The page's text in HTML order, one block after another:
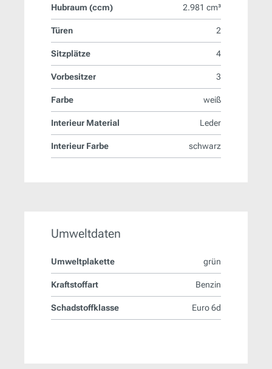
Hubraum (ccm) 2.981 cm³
Türen 2
Sitzplätze 4
Vorbesitzer 3
Farbe weiß
Interieur Material Leder
Interieur Farbe schwarz
Umweltdaten
Umweltplakette grün
Kraftstoffart Benzin
Schadstoffklasse Euro 6d